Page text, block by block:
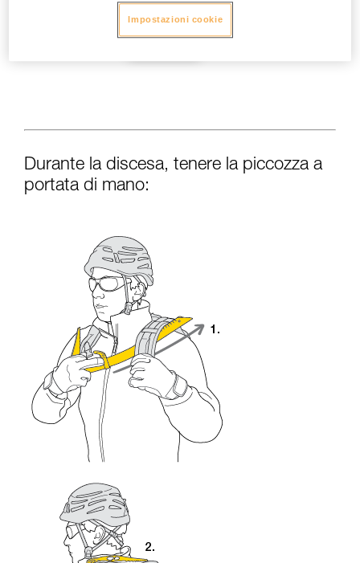
Durante la discesa, tenere la piccozza a
portata di mano:
Impostazioni cookie